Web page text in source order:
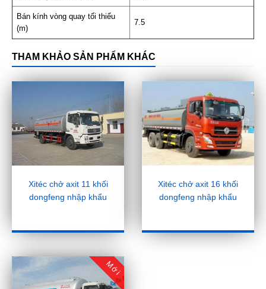
Bán kính vòng quay tối thiểu
(m)
7.5
THAM KHẢO SẢN PHẨM KHÁC
Xitéc chở axit 11 khối
dongfeng nhập khẩu
Xitéc chở axit 16 khối
dongfeng nhập khẩu
Mới